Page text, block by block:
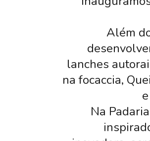
Além
lanches
na focaccia,
Na